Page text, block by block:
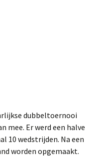
dubbeltoernooi
mee. Er werd een halve
10 wedstrijden. Na een
worden opgemaakt.